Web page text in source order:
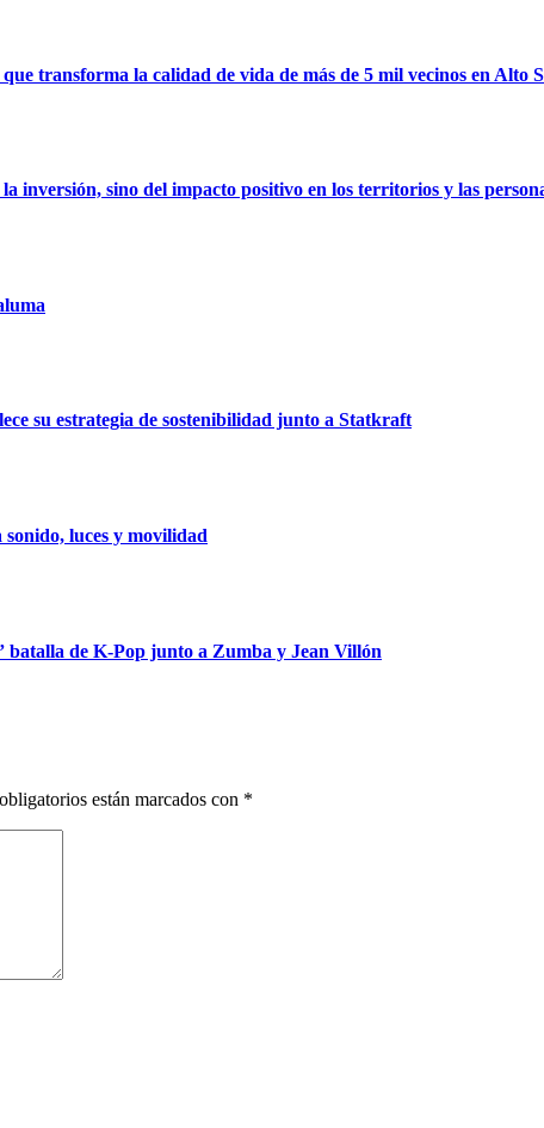
transforma la calidad de vida de más de 5 mil vecinos en Alto
inversión, sino del impacto positivo en los territorios y las
su estrategia de sostenibilidad junto a Statkraft
luces y movilidad
batalla de K-Pop junto a Zumba y Jean Villón
están marcados con *